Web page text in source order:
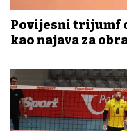
Povijesni trijumf
kao najava za